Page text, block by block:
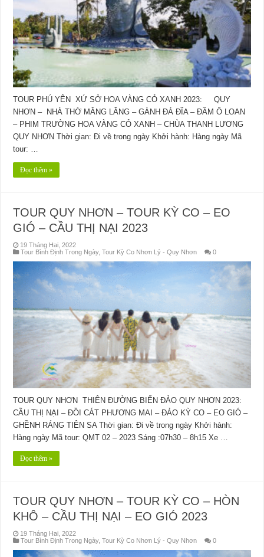
TOUR PHÚ YÊN XỨ SỞ HOA VÀNG CỎ XANH 2023: QUY
NHƠN – NHÀ THỜ MẰNG LĂNG – GÀNH ĐÁ ĐĨA – ĐẦM Ô LOAN
– PHIM TRƯỜNG HOA VÀNG CỎ XANH – CHÙA THANH LƯƠNG
QUY NHƠN Thời gian: Đi về trong ngày Khởi hành: Hàng ngày Mã
tour: …
Đọc thêm »
TOUR QUY NHƠN – TOUR KỲ CO – EO
GIÓ – CẦU THỊ NẠI 2023
19 Tháng Hai, 2022
Tour Bình Định Trong Ngày,Tour Kỳ Co Nhơn Lý - Quy Nhơn 0
TOUR QUY NHƠN THIÊN ĐƯỜNG BIỂN ĐẢO QUY NHƠN 2023:
CẦU THỊ NẠI – ĐỒI CÁT PHƯƠNG MAI – ĐẢO KỲ CO – EO GIÓ –
GHỀNH RÁNG TIÊN SA Thời gian: Đi về trong ngày Khởi hành:
Hàng ngày Mã tour: QMT 02 – 2023 Sáng :07h30 – 8h15 Xe …
Đọc thêm »
TOUR QUY NHƠN – TOUR KỲ CO – HÒN
KHÔ – CẦU THỊ NẠI – EO GIÓ 2023
19 Tháng Hai, 2022
Tour Bình Định Trong Ngày,Tour Kỳ Co Nhơn Lý - Quy Nhơn 0